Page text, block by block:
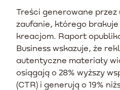
Treści generowane przez
zaufanie, którego
kreacjom. Raport
Business wskazuje, że
autentyczne materiały
osiągają o 28% wyższy
(CTR) i generują o 19%